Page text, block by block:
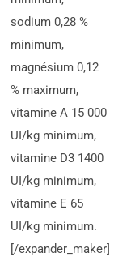
sodium 0,28 %
minimum,
magnésium 0,12
% maximum,
vitamine A 15 000
UI/kg minimum,
vitamine D3 1400
UI/kg minimum,
vitamine E 65
UI/kg minimum.
[/expander_maker]